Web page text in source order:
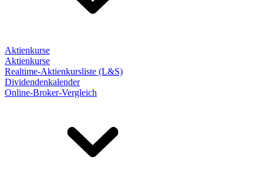
Aktienkurse
Aktienkurse
Realtime-Aktienkursliste (L&S)
Dividendenkalender
Online-Broker-Vergleich